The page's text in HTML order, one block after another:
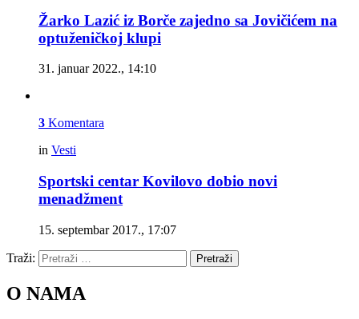
Žarko Lazić iz Borče zajedno sa Jovičićem na
optuženičkoj klupi
31. januar 2022., 14:10
3 Komentara
in Vesti
Sportski centar Kovilovo dobio novi
menadžment
15. septembar 2017., 17:07
Traži: Pretraži
O NAMA